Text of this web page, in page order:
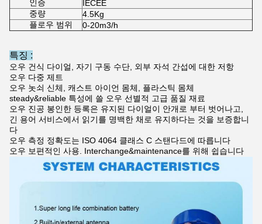
인증
IECEE
중량
4.5Kg
플로우 범위
0-20m3/h
특징 :
오우 건식 다이얼, 자기 구동 수단, 외부 자석 간섭에 대한 저항
오우 다중 제트
오우 놋쇠 신체, 캐스트 아이언 몸체, 플라스틱 몸체
steady&reliable 특성에 쓸 오우 선별적 고급 품질 재료
오우 진공 봉인한 등록은 유지된 다이얼이 안개로 부터 벗어나고,
긴 용어 서비스에서 읽기를 명백한 채로 유지하다는 것을 보증합니
다
오우 측정 정확도는 ISO 4064 클래스 C 스탠다드에 따릅니다
오우 보편적인 사용. Interchange&maintenance를 위해 쉽습니다